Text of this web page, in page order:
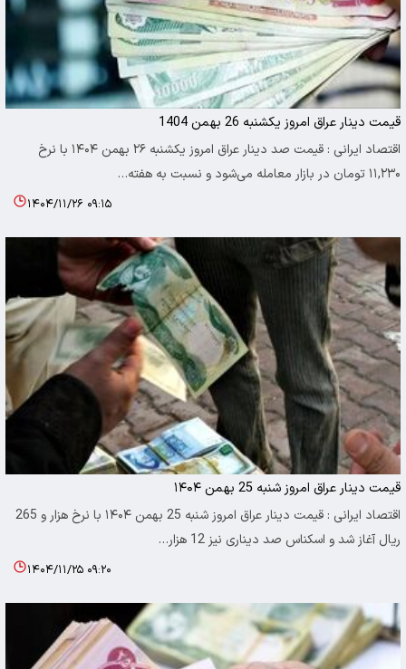
قیمت دینار عراق امروز یکشنبه 26 بهمن 1404
اقتصاد ایرانی : قیمت صد دینار عراق امروز یکشنبه ۲۶ بهمن ۱۴۰۴ با نرخ
۱۱,۲۳۰ تومان در بازار معامله می‌شود و نسبت به هفته…
۱۴۰۴/۱۱/۲۶ ۰۹:۱۵
قیمت دینار عراق امروز شنبه 25 بهمن ۱۴۰۴
اقتصاد ایرانی : قیمت دینار عراق امروز شنبه 25 بهمن ۱۴۰۴ با نرخ هزار و 265
ریال آغاز شد و اسکناس صد دیناری نیز 12 هزار…
۱۴۰۴/۱۱/۲۵ ۰۹:۲۰